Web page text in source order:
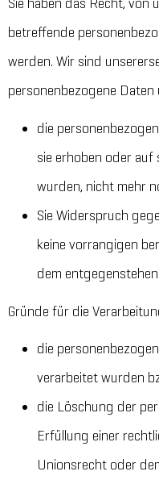
betreffende
werden. Wir sind
personenbezogene
die
sie erhoben oder
wurden, nicht mehr
Sie Widerspruch
keine vorrangigen
dem entgegenstehen.
Gründe für die
die
verarbeitet wurden
die Löschung der
Erfüllung einer
Unionsrecht oder